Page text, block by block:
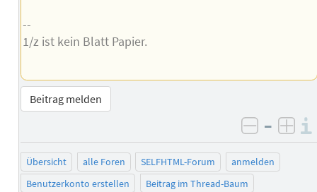
--
1/z ist kein Blatt Papier.
Beitrag melden
negativ
–
Übersicht alle Foren SELFHTML-Forum
anmelden
Benutzerkonto erstellen
Beitrag im Thread-Baum